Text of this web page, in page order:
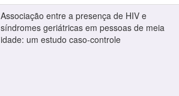
Associação entre a presença de HIV e
síndromes geriátricas em pessoas de meia
idade: um estudo caso-controle